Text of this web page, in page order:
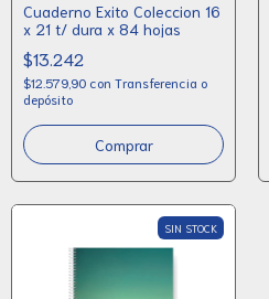
Cuaderno Exito Coleccion 16
x 21 t/ dura x 84 hojas
$13.242
$12.579,90 con Transferencia o
depósito
Comprar
SIN STOCK